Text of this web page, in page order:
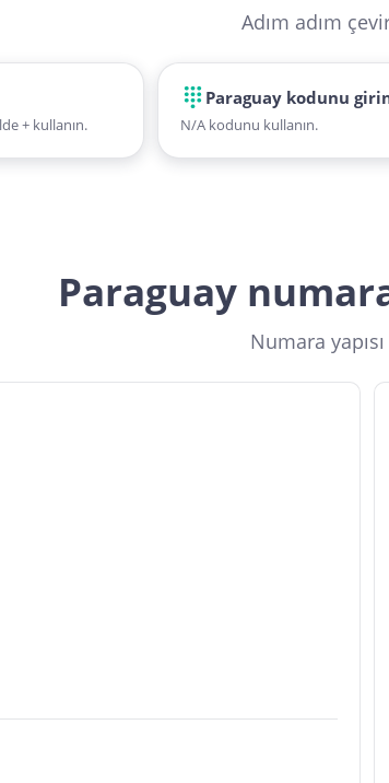
Adım adım
+ kullanın.
Paraguay kodunu
N/A kodunu kullanın.
Paraguay
Numara